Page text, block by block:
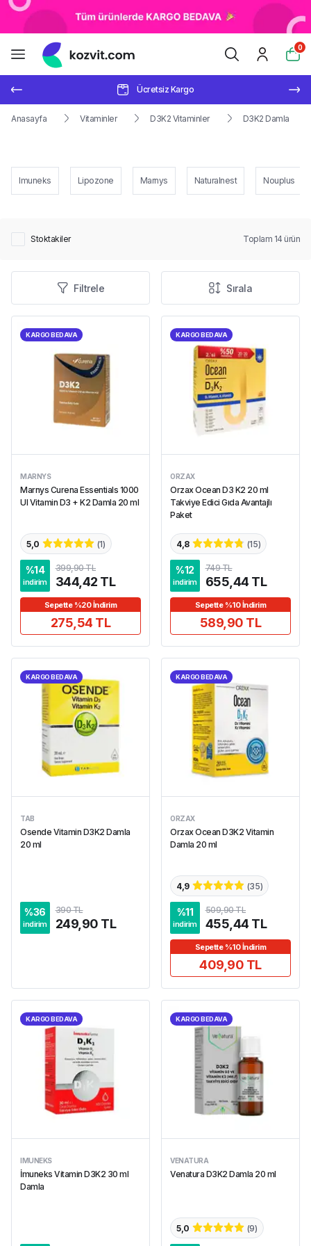
0
Ücretsiz Kargo
Anasayfa Vitaminler D3K2 Vitaminler D3K2 Damla
Imuneks Lipozone Marnys Naturalnest Nouplus
Stoktakiler Toplam 14 ürün
Filtrele Sırala
KARGO BEDAVA
MARNYS
Marnys Curena Essentials 1000
UI Vitamin D3 + K2 Damla 20 ml
5,0 (1)
%14
indirim
399,90 TL
344,42 TL
Sepette %20 İndirim
275,54 TL
KARGO BEDAVA
ORZAX
Orzax Ocean D3 K2 20 ml
Takviye Edici Gıda Avantajlı
Paket
4,8 (15)
%12
indirim
749 TL
655,44 TL
Sepette %10 İndirim
589,90 TL
KARGO BEDAVA
TAB
Osende Vitamin D3K2 Damla
20 ml
%36
indirim
390 TL
249,90 TL
KARGO BEDAVA
ORZAX
Orzax Ocean D3K2 Vitamin
Damla 20 ml
4,9 (35)
%11
indirim
509,90 TL
455,44 TL
Sepette %10 İndirim
409,90 TL
KARGO BEDAVA
IMUNEKS
İmuneks Vitamin D3K2 30 ml
Damla
KARGO BEDAVA
VENATURA
Venatura D3K2 Damla 20 ml
5,0 (9)